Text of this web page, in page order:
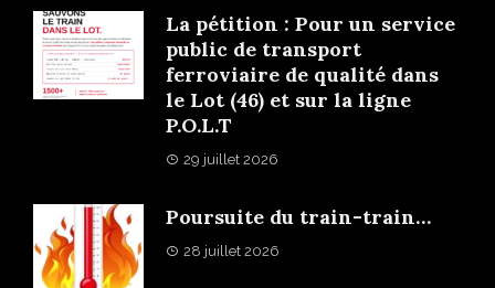
La pétition : Pour un service
public de transport
ferroviaire de qualité dans
le Lot (46) et sur la ligne
P.O.L.T
29 juillet 2026
Poursuite du train-train…
28 juillet 2026